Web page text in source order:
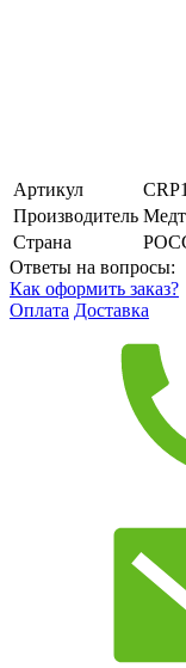
Артикул
Производитель
Страна
Ответы на вопросы:
Как оформить заказ?
Оплата Доставка